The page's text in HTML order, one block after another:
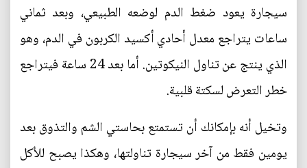
سيجارة يعود ضغط الدم لوضعه الطبيعي، وبعد ثماني
ساعات يتراجع معدل أحادي أكسيد الكربون في الدم، وهو
الذي ينتج عن تناول النيكوتين. أما بعد 24 ساعة فيتراجع
خطر التعرض لسكتة قلبية.
وتخيل أنه بإمكانك أن تستمتع بحاستي الشم والتذوق بعد
يومين فقط من آخر سيجارة تناولتها، وهكذا يصبح للأكل